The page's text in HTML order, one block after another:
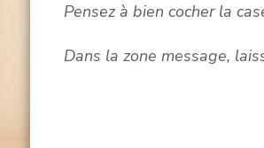
Pensez à bien cocher la
Dans la zone message,